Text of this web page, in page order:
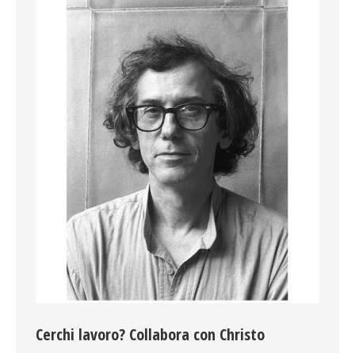
Cerchi lavoro? Collabora con Christo